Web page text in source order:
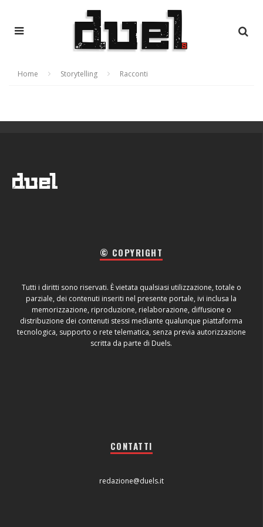
Home Storytelling Racconti
© COPYRIGHT
Tutti i diritti sono riservati. È vietata qualsiasi utilizzazione, totale o
parziale, dei contenuti inseriti nel presente portale, ivi inclusa la
memorizzazione, riproduzione, rielaborazione, diffusione o
distribuzione dei contenuti stessi mediante qualunque piattaforma
tecnologica, supporto o rete telematica, senza previa autorizzazione
scritta da parte di Duels.
CONTATTI
redazione@duels.it